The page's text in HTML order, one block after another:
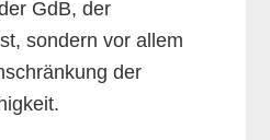
GdB, der
sondern vor allem
der